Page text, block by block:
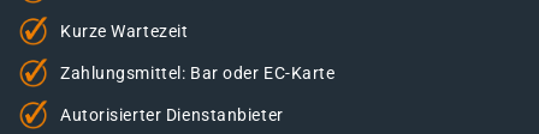
Kurze Wartezeit
Zahlungsmittel: Bar oder EC-Karte
Autorisierter Dienstanbieter